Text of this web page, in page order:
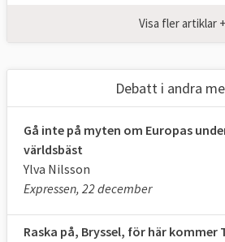
måste vara överens.
om hur en fråga bör lösas
ska innehålla för regler. I de
frågor delar rådet sin makt
Europaparlamentet och ett
därför att rådet och
Visa fler artiklar +
Debatt i andra
Gå inte på myten om Europas
världsbäst
Ylva Nilsson
Expressen, 22 december
Raska på, Bryssel, för här kommer